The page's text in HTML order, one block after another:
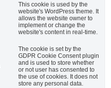
This cookie is used by the
website's WordPress theme. It
allows the website owner to
implement or change the
website's content in real-time.
The cookie is set by the
GDPR Cookie Consent plugin
and is used to store whether
or not user has consented to
the use of cookies. It does not
store any personal data.